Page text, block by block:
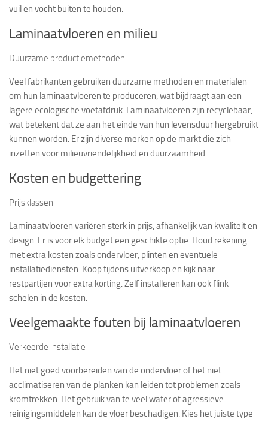
vuil en vocht buiten te houden.
Laminaatvloeren en milieu
Duurzame productiemethoden
Veel fabrikanten gebruiken duurzame methoden en materialen
om hun laminaatvloeren te produceren, wat bijdraagt aan een
lagere ecologische voetafdruk. Laminaatvloeren zijn recyclebaar,
wat betekent dat ze aan het einde van hun levensduur hergebruikt
kunnen worden. Er zijn diverse merken op de markt die zich
inzetten voor milieuvriendelijkheid en duurzaamheid.
Kosten en budgettering
Prijsklassen
Laminaatvloeren variëren sterk in prijs, afhankelijk van kwaliteit en
design. Er is voor elk budget een geschikte optie. Houd rekening
met extra kosten zoals ondervloer, plinten en eventuele
installatiediensten. Koop tijdens uitverkoop en kijk naar
restpartijen voor extra korting. Zelf installeren kan ook flink
schelen in de kosten.
Veelgemaakte fouten bij laminaatvloeren
Verkeerde installatie
Het niet goed voorbereiden van de ondervloer of het niet
acclimatiseren van de planken kan leiden tot problemen zoals
kromtrekken. Het gebruik van te veel water of agressieve
reinigingsmiddelen kan de vloer beschadigen. Kies het juiste type